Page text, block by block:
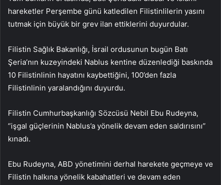
hareketler Perşembe günü katledilen Filistinlilerin yasını
tutmak için büyük bir grev ilan ettiklerini duyurdular.
Filistin Sağlık Bakanlığı, İsrail ordusunun bugün Batı
Şeria’nın kuzeyindeki Nablus kentine düzenlediği baskında
10 Filistinlinin hayatını kaybettiğini, 100’den fazla
Filistinlinin yaralandığını duyurdu.
Filistin Cumhurbaşkanlığı Sözcüsü Nebil Ebu Rudeyna,
“işgal güçlerinin Nablus’a yönelik devam eden saldırısını”
kınadı.
Ebu Rudeyna, ABD yönetimini derhal harekete geçmeye ve
Filistin halkına yönelik kabahatleri ve devam eden